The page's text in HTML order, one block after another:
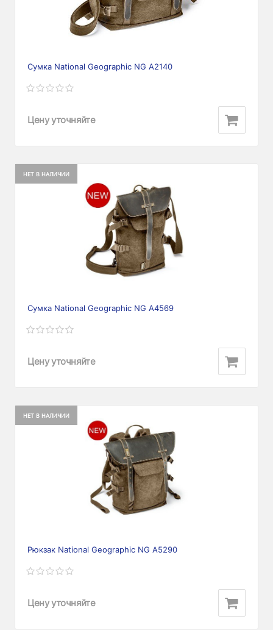
Сумка National Geographic NG А2140
Цену уточняйте
НЕТ В НАЛИЧИИ
Сумка National Geographic NG A4569
Цену уточняйте
НЕТ В НАЛИЧИИ
Рюкзак National Geographic NG A5290
Цену уточняйте